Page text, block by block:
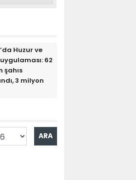
Huzur ve
62
şahıs
3 milyon